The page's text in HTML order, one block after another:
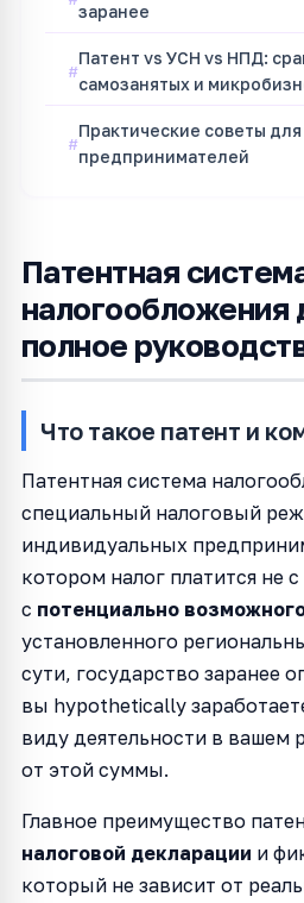
заранее
Патент vs УСН vs НПД:
самозанятых и
Практические советы
предпринимателей
Патентная
налогообложения
полное
Что такое патент и
Патентная система
специальный налоговый
индивидуальных
котором налог платится не
с потенциально
установленного
сути, государство заранее
вы hypothetically
виду деятельности в вашем
от этой суммы.
Главное преимущество
налоговой декларации и
который не зависит от